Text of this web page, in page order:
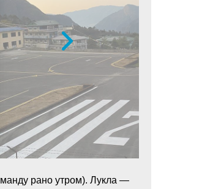
рано утром). Лукла —